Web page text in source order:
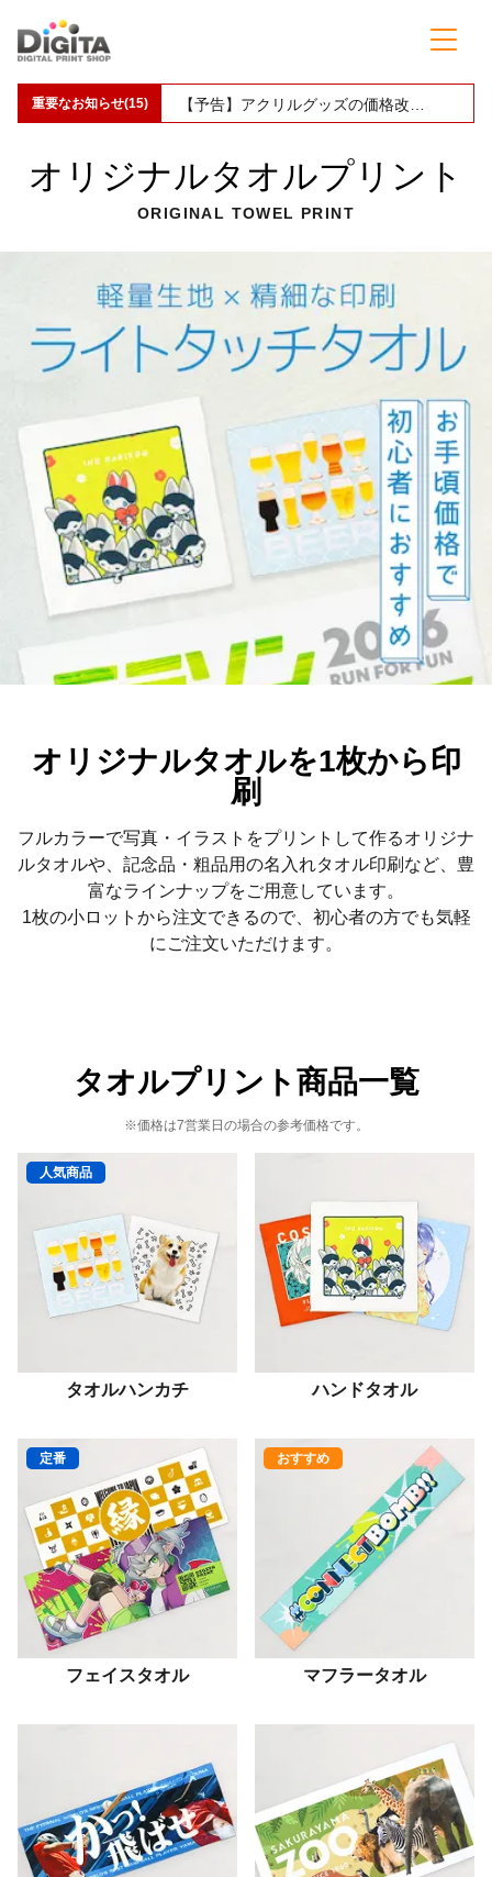
重要なお知らせ(15) 【予告】缶バッジ印刷の価格改定(値上げ)のお知らせ
オリジナルタオルプリント
ORIGINAL TOWEL PRINT
オリジナルタオルを1枚から印
刷
フルカラーで写真・イラストをプリントして作るオリジナ
ルタオルや、記念品・粗品用の名入れタオル印刷など、豊
富なラインナップをご用意しています。
1枚の小ロットから注文できるので、初心者の方でも気軽
にご注文いただけます。
タオルプリント商品一覧
※価格は7営業日の場合の参考価格です。
人気商品
タオルハンカチ ハンドタオル
定番
フェイスタオル
おすすめ
マフラータオル